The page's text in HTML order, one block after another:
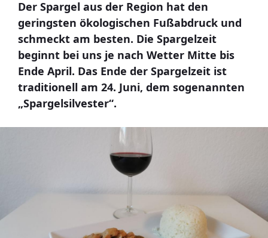
Der Spargel aus der Region hat den
geringsten ökologischen Fußabdruck und
schmeckt am besten. Die Spargelzeit
beginnt bei uns je nach Wetter Mitte bis
Ende April. Das Ende der Spargelzeit ist
traditionell am 24. Juni, dem sogenannten
„Spargelsilvester“.